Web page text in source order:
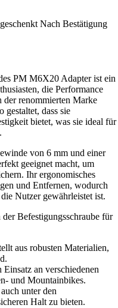
Nach Bestätigung
PM M6X20 Adapter ist ein
die Performance
der renommierten Marke
gestaltet, dass sie
bietet, was sie ideal für
von 6 mm und einer
geeignet macht, um
Ihr ergonomisches
und Entfernen, wodurch
Nutzer gewährleistet ist.
Befestigungsschraube für
aus robusten Materialien,
an verschiedenen
und Mountainbikes.
unter den
Halt zu bieten.